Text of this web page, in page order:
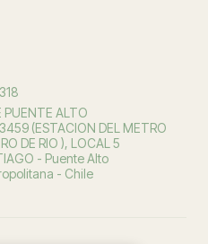
PUENTE ALTO
(ESTACION DEL METRO
DE RIO ), LOCAL 5
- Puente Alto
- Chile